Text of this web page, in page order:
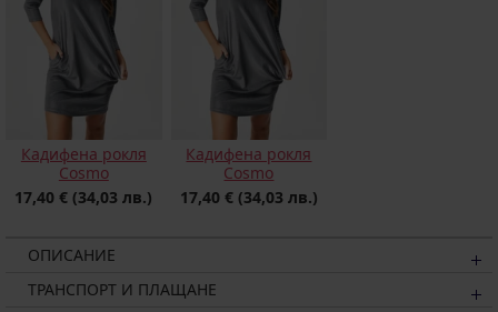
Кадифена рокля
Cosmo
17,40 € (34,03 лв.)
Кадифена рокля
Cosmo
17,40 € (34,03 лв.)
ОПИСАНИЕ
ТРАНСПОРТ И ПЛАЩАНЕ